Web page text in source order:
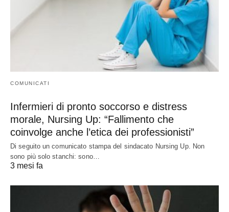
COMUNICATI
Infermieri di pronto soccorso e distress
morale, Nursing Up: “Fallimento che
coinvolge anche l’etica dei professionisti”
Di seguito un comunicato stampa del sindacato Nursing Up. Non
sono più solo stanchi: sono…
3 mesi fa